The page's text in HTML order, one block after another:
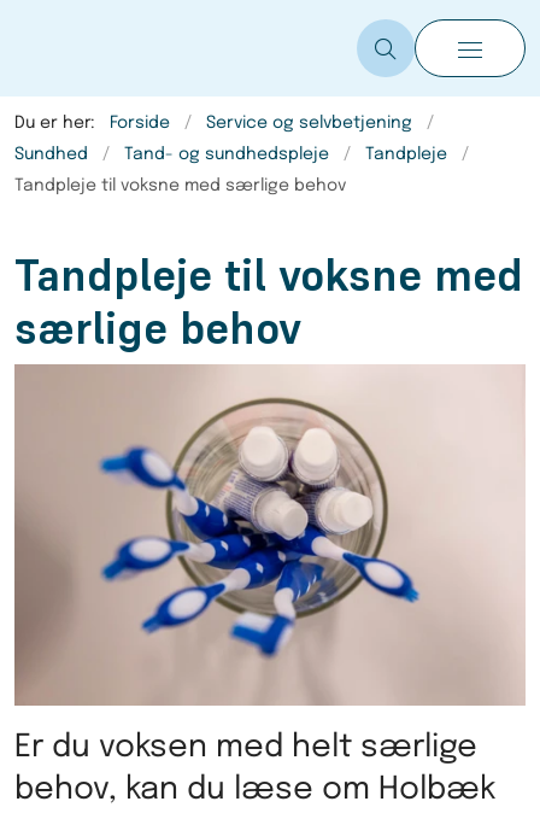
Du er her: Forside
Service og selvbetjening
Sundhed
Tand- og sundhedspleje
Tandpleje
Tandpleje til voksne med særlige behov
Tandpleje til voksne med
særlige behov
Er du voksen med helt særlige
behov, kan du læse om Holbæk